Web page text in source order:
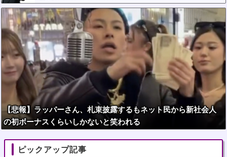
【悲報】ラッパーさん、札束披露するもネット民から新社会人
の初ボーナスくらいしかないと笑われる
ピックアップ記事